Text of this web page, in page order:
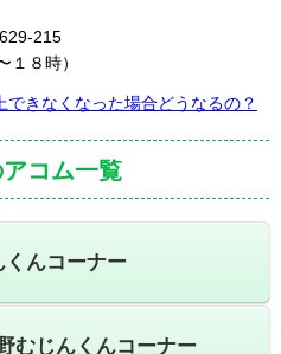
215
８時）
できなくなった場合どうなるの？
コム一覧
んコーナー
むじんくんコーナー